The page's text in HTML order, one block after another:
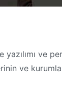
yazılımı ve
ve